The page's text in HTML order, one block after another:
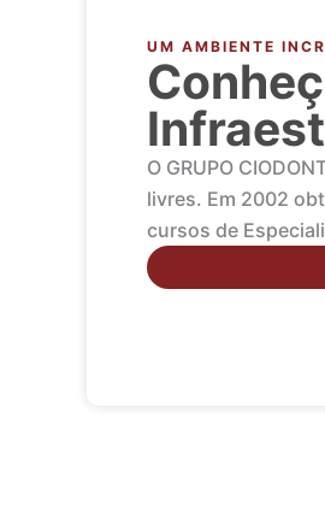
UM AMBIENTE
O GRUPO
livres. Em 2002
cursos de